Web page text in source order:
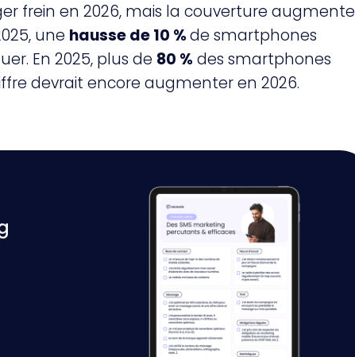
frein en 2026, mais la couverture augmente
une hausse de 10 %de smartphones
En 2025, plus de 80 % des smartphones
devrait encore augmenter en 2026.